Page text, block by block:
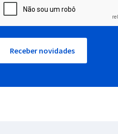
Receber novidades